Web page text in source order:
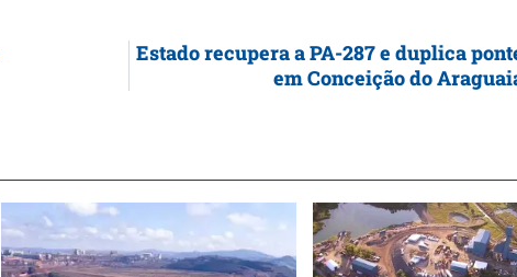
Estado recupera a PA-287 e duplica
em Conceição do